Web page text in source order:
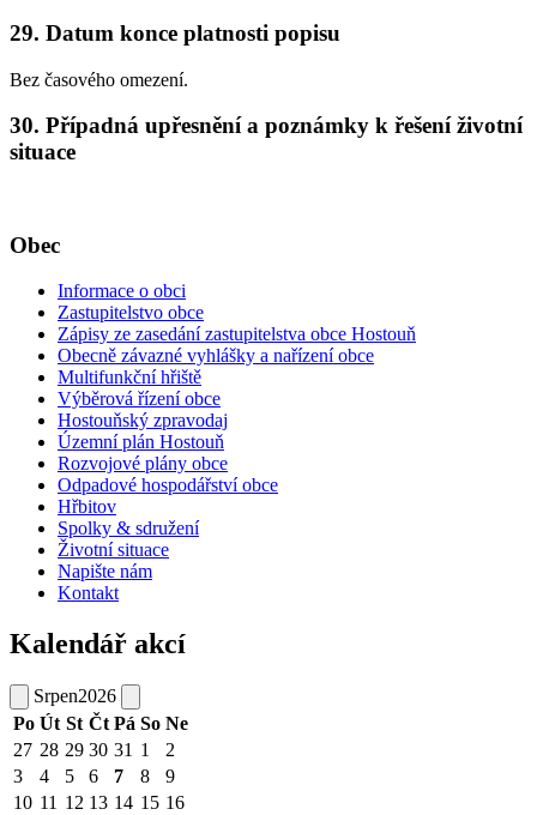
29. Datum konce platnosti popisu
Bez časového omezení.
30. Případná upřesnění a poznámky k řešení životní
situace
Obec
Informace o obci
Zastupitelstvo obce
Zápisy ze zasedání zastupitelstva obce Hostouň
Obecně závazné vyhlášky a nařízení obce
Multifunkční hřiště
Výběrová řízení obce
Hostouňský zpravodaj
Územní plán Hostouň
Rozvojové plány obce
Odpadové hospodářství obce
Hřbitov
Spolky & sdružení
Životní situace
Napište nám
Kontakt
Kalendář akcí
Srpen2026
Po Út St Čt Pá So Ne
27 28 29 30 31 1
2
3
4 5 6 7 8
9
10 11 12 13 14 15 16